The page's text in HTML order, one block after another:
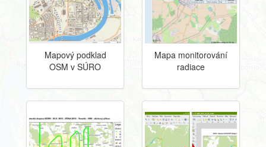
Mapový podklad
OSM v SÚRO
Mapa monitorování
radiace